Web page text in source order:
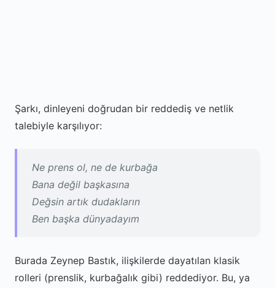
Şarkı, dinleyeni doğrudan bir reddediş ve netlik
talebiyle karşılıyor:
Ne prens ol, ne de kurbağa
Bana değil başkasına
Değsin artık dudakların
Ben başka dünyadayım
Burada Zeynep Bastık, ilişkilerde dayatılan klasik
rolleri (prenslik, kurbağalık gibi) reddediyor. Bu, ya